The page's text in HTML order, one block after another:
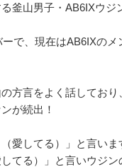
釜山男子・AB6IXウジ
ーで、現在はAB6IXの
方言をよく話しており
が続出！
愛してる）」と言いま
してる）」と言いウジ